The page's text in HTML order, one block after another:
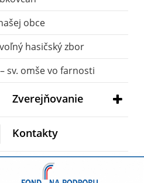
obce
hasičský zbor
sv. omše vo farnosti
Zverejňovanie
Kontakty